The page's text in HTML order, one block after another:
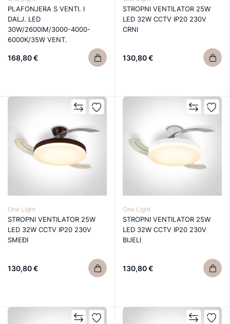
PLAFONJERA S VENTI. I
DALJ. LED
30W/2600lM/3000-4000-
6000K/35W VENT.
168,80 €
STROPNI VENTILATOR 25W
LED 32W CCTV IP20 230V
CRNI
130,80 €
One Light
STROPNI VENTILATOR 25W
LED 32W CCTV IP20 230V
SMEĐI
130,80 €
One Light
STROPNI VENTILATOR 25W
LED 32W CCTV IP20 230V
BIJELI
130,80 €